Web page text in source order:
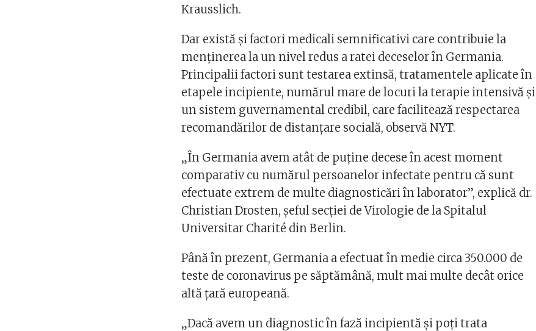
Krausslich.
Dar există şi factori medicali semnificativi care contribuie la
menţinerea la un nivel redus a ratei deceselor în Germania.
Principalii factori sunt testarea extinsă, tratamentele aplicate în
etapele incipiente, numărul mare de locuri la terapie intensivă şi
un sistem guvernamental credibil, care facilitează respectarea
recomandărilor de distanţare socială, observă NYT.
„În Germania avem atât de puţine decese în acest moment
comparativ cu numărul persoanelor infectate pentru că sunt
efectuate extrem de multe diagnosticări în laborator”, explică dr.
Christian Drosten, şeful secţiei de Virologie de la Spitalul
Universitar Charité din Berlin.
Până în prezent, Germania a efectuat în medie circa 350.000 de
teste de coronavirus pe săptămână, mult mai multe decât orice
altă ţară europeană.
„Dacă avem un diagnostic în fază incipientă şi poţi trata